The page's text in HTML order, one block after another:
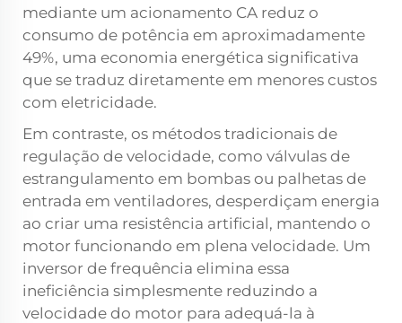
mediante um acionamento CA reduz o
consumo de potência em aproximadamente
49%, uma economia energética significativa
que se traduz diretamente em menores custos
com eletricidade.
Em contraste, os métodos tradicionais de
regulação de velocidade, como válvulas de
estrangulamento em bombas ou palhetas de
entrada em ventiladores, desperdiçam energia
ao criar uma resistência artificial, mantendo o
motor funcionando em plena velocidade. Um
inversor de frequência elimina essa
ineficiência simplesmente reduzindo a
velocidade do motor para adequá-la à